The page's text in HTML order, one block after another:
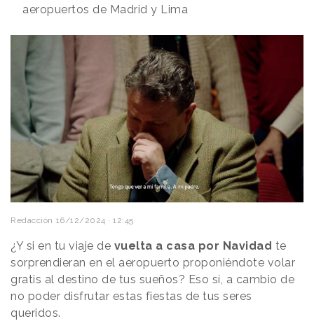
aeropuertos de Madrid y Lima
Redacción 16/12/2024 · 12:45
¿Y si en tu viaje de vuelta a casa por Navidad te
sorprendieran en el aeropuerto proponiéndote volar
gratis al destino de tus sueños? Eso sí, a cambio de
no poder disfrutar estas fiestas de tus seres
queridos.